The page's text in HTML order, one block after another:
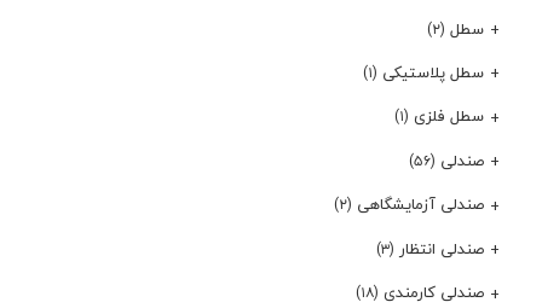
سطل (۲)
سطل پلاستیکی (۱)
سطل فلزی (۱)
صندلی (۵۶)
صندلی آزمایشگاهی (۲)
صندلی انتظار (۳)
صندلی کارمندی (۱۸)